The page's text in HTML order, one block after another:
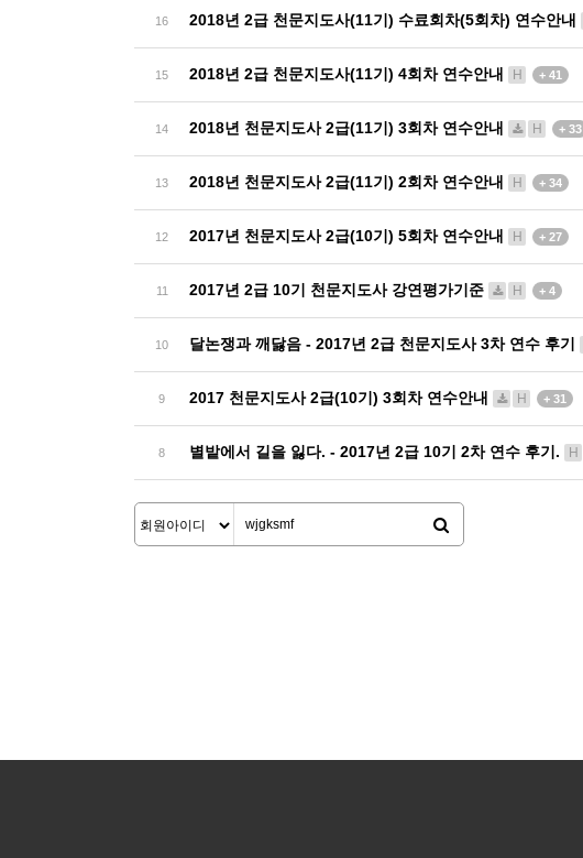
16 2018년 2급 천문지도사(11기) 수료회차(5회차) 연수안내
15 2018년 2급 천문지도사(11기) 4회차 연수안내 H + 41
14 2018년 천문지도사 2급(11기) 3회차 연수안내 H + 33
13 2018년 천문지도사 2급(11기) 2회차 연수안내 H + 34
12 2017년 천문지도사 2급(10기) 5회차 연수안내 H + 27
11 2017년 2급 10기 천문지도사 강연평가기준 H + 4
10 달논쟁과 깨닳음 - 2017년 2급 천문지도사 3차 연수 후기
9 2017 천문지도사 2급(10기) 3회차 연수안내 H + 31
8 별밭에서 길을 잃다. - 2017년 2급 10기 2차 연수 후기. H